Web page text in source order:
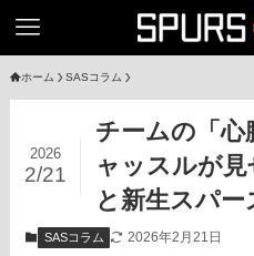
ホーム SASコラム
チームの「心
ャッスルが
と新生スパー
2026
2/21
SASコラム 2026年2月21日